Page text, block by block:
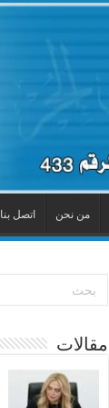
من نحن اتصل بنا
مقالات